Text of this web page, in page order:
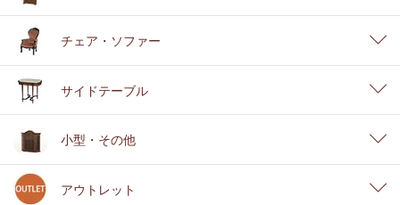
チェア・ソファー
サイドテーブル
小型・その他
アウトレット